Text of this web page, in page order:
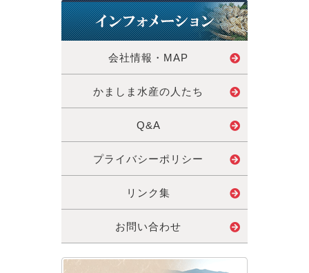
会社情報・MAP
かましま水産の人たち
Q&A
プライバシーポリシー
リンク集
お問い合わせ